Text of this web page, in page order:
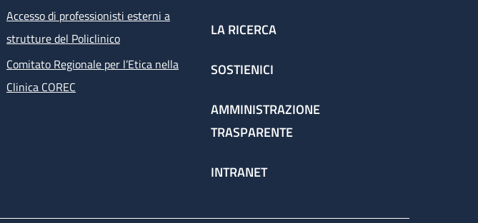
Accesso di professionisti esterni a
strutture del Policlinico
Comitato Regionale per l’Etica nella
Clinica COREC
LA RICERCA
SOSTIENICI
AMMINISTRAZIONE
TRASPARENTE
INTRANET